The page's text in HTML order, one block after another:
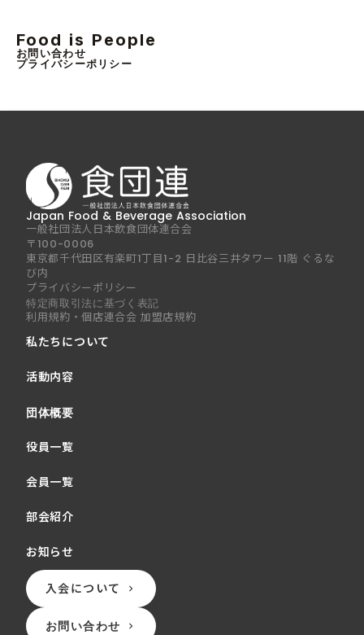
Food is People
お問い合わせ
プライバシーポリシー
Japan Food & Beverage Association
一般社団法人日本飲食団体連合会
〒100-0006
東京都千代田区有楽町1丁目1-2 日比谷三井タワー 11階 ぐるな
び内
プライバシーポリシー
特定商取引法に基づく表記
利用規約・個店連合会 加盟店規約
私たちについて
活動内容
団体概要
役員一覧
会員一覧
部会紹介
お知らせ
入会について keyboard_arrow_right
お問い合わせ keyboard_arrow_right